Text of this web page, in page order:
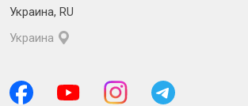
Украина, RU
Украина